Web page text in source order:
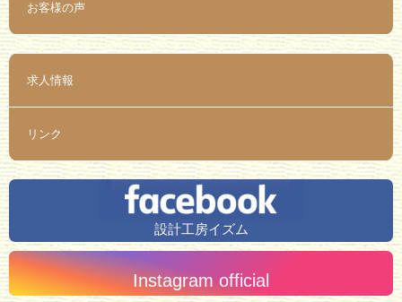
お客様の声
求人情報
リンク
設計工房イズム
Instagram official